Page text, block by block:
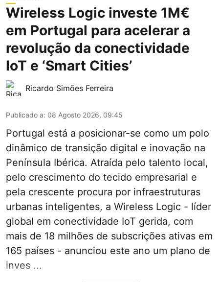
Wireless Logic investe 1M€
em Portugal para acelerar a
revolução da conectividade
IoT e ‘Smart Cities’
Ricardo Simões Ferreira
Publicado a: 08 Agosto 2026, 09:45
Portugal está a posicionar-se como um polo
dinâmico de transição digital e inovação na
Península Ibérica. Atraída pelo talento local,
pelo crescimento do tecido empresarial e
pela crescente procura por infraestruturas
urbanas inteligentes, a Wireless Logic - líder
global em conectividade IoT gerida, com
mais de 18 milhões de subscrições ativas em
165 países - anunciou este ano um plano de
inves ...